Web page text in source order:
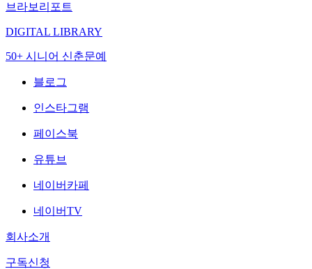
브라보리포트
DIGITAL LIBRARY
50+ 시니어 신춘문예
블로그
인스타그램
페이스북
유튜브
네이버카페
네이버TV
회사소개
구독신청